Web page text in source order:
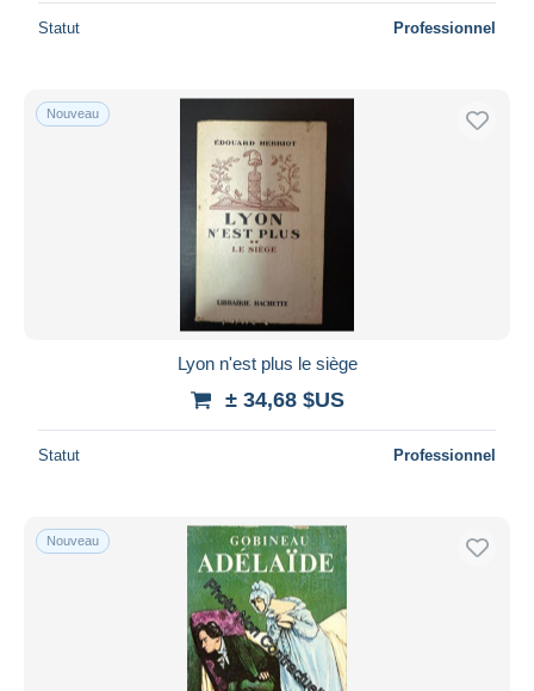
Statut Professionnel
Nouveau
Lyon n'est plus le siège
± 34,68 $US
Statut Professionnel
Nouveau